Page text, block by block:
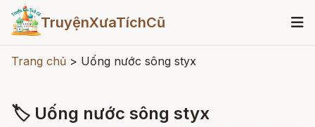
TruyệnXưaTíchCũ
Trang chủ > Uống nước sông styx
🏷 Uống nước sông styx